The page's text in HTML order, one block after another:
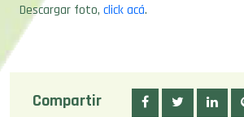
Descargar foto, click acá.
Compartir